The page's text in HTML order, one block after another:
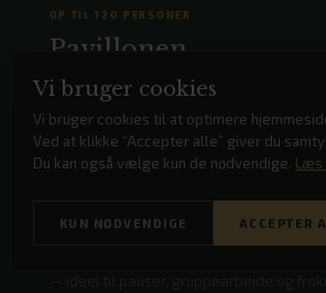
OP TIL 120 PERSONER
Pavillonen
Den originale pavillon fra 1899. Når man
smukke gamle Pavillon, bliver man ramt
vingesus. Pavillonen er en af de bedst
lystpavilloner i Danmark og står i dag
hvor naturen er inviteret indenfor. Den
Vi bruger cookies
Vi bruger cookies til at optimere
Ved at klikke “Accepter alle” giver du
Du kan også vælge kun de nødvendige. Læs
KUN NØDVENDIGE ACCEPTER